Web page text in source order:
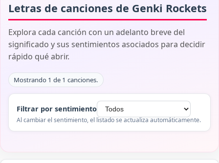
Letras de canciones de Genki Rockets
Explora cada canción con un adelanto breve del
significado y sus sentimientos asociados para decidir
rápido qué abrir.
Mostrando 1 de 1 canciones.
Filtrar por sentimiento
Al cambiar el sentimiento, el listado se actualiza automáticamente.